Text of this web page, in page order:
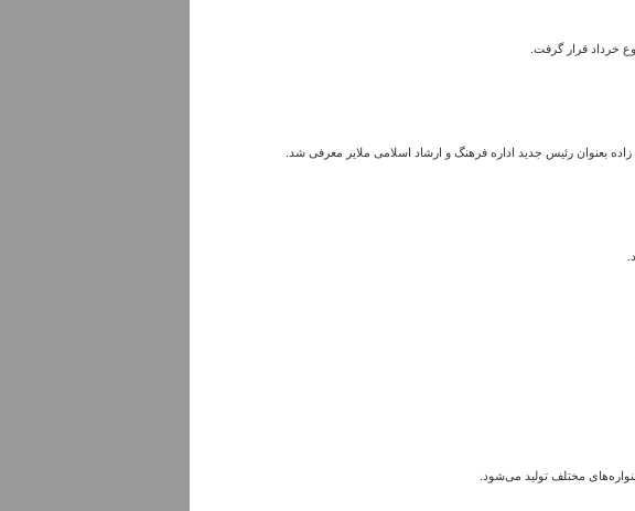
خرداد قرار گرفت.
بعنوان رئیس جدید اداره فرهنگ و ارشاد اسلامی ملایر معرفی شد.
مختلف تولید می‌شود.